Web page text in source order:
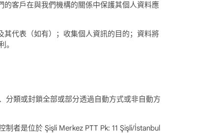
客戶在與我們機構的關係中保護其個人資料應
代表（如有）；收集個人資訊的目的；資料將
。
分類或封鎖全部或部分透過自動方式或非自動方
者是位於 Şişli Merkez PTT Pk: 11 Şişli/İstanbul